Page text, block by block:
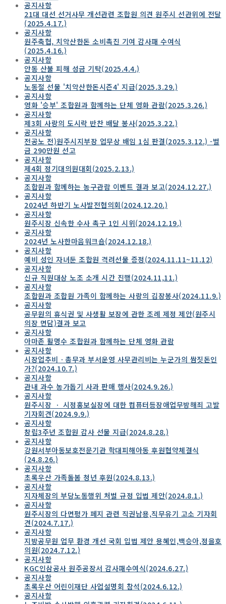
공지사항
21대 대선 선거사무 개선관련 조합원 의견 원주시 선관위에 전달
(2025.4.17.)
공지사항
원주축협, 치악산한돈 소비촉진 기여 감사패 수여식
(2025.4.16.)
공지사항
안동 산불 피해 성금 기탁(2025.4.4.)
공지사항
노동절 선물 '치악산한돈시즌4' 지급(2025.3.29.)
공지사항
영화 '승부' 조합원과 함께하는 단체 영화 관람(2025.3.26.)
공지사항
제3회 사랑의 도시락 반찬 배달 봉사(2025.3.22.)
공지사항
전공노 전)원주시지부장 업무상 배임 1심 판결(2025.3.12.) -벌
금 290만원 선고
공지사항
제4회 정기대의원대회(2025.2.13.)
공지사항
조합원과 함께하는 농구관람 이벤트 결과 보고(2024.12.27.)
공지사항
2024년 하반기 노사발전협의회(2024.12.20.)
공지사항
원주시장 신속한 수사 촉구 1인 시위(2024.12.19.)
공지사항
2024년 노사한마음워크숍(2024.12.18.)
공지사항
예비 성인 자녀둔 조합원 격려선물 증정(2024.11.11~11.12)
공지사항
신규 직원대상 노조 소개 시간 진행(2024.11,11.)
공지사항
조합원과 조합원 가족이 함께하는 사랑의 김장봉사(2024.11.9.)
공지사항
공무원의 휴식권 및 사생활 보장에 관한 조례 제정 제안(원주시
의장 면담)결과 보고
공지사항
아마존 활명수 조합원과 함께하는 단체 영화 관람
공지사항
시장업추비ㆍ총무과 부서운영 사무관리비는 누군가의 쌈짓돈인
가?(2024.10.7.)
공지사항
관내 과수 농가돕기 사과 판매 행사(2024.9.26.)
공지사항
원주시장 ㆍ 시정홍보실장에 대한 컴퓨터등장애업무방해죄 고발
기자회견(2024.9.9.)
공지사항
창립3주년 조합원 감사 선물 지급(2024.8.28.)
공지사항
강원서부아동보호전문기관 학대피해아동 후원협약체결식
(24.8.26.)
공지사항
초록우산 가족돌봄 청년 후원(2024.8.13.)
공지사항
지자체장의 부당노동행위 처벌 규정 입법 제안(2024.8.1.)
공지사항
원주시장의 다면평가 페지 관련 직권남용,직무유기 고소 기자회
견(2024.7.17.)
공지사항
지방공무원 업무 환경 개선 국회 입법 제안 용혜인,백승아,정을호
의원(2024.7.12.)
공지사항
KGC인삼공사 원주공장서 감사패수여식(2024.6.27.)
공지사항
초록우산 어린이재단 사업설명회 참석(2024.6.12.)
공지사항